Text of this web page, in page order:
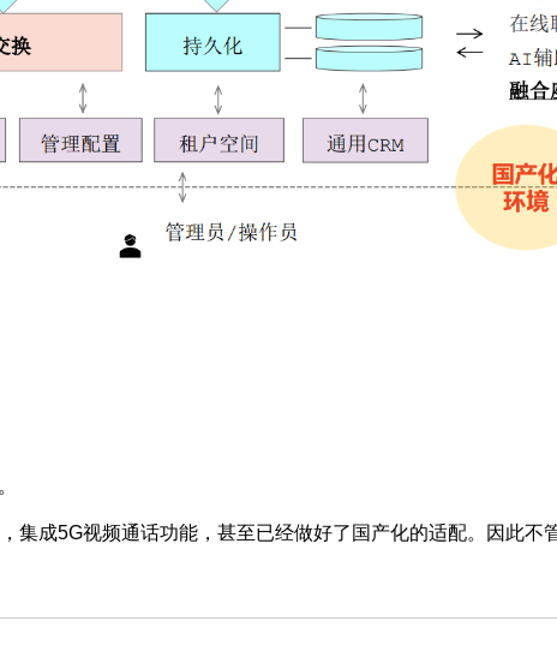
成5G视频通话功能，甚至已经做好了国产化的适配。因此不